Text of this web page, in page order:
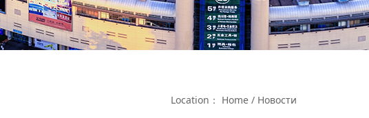
Location： Home / Новости